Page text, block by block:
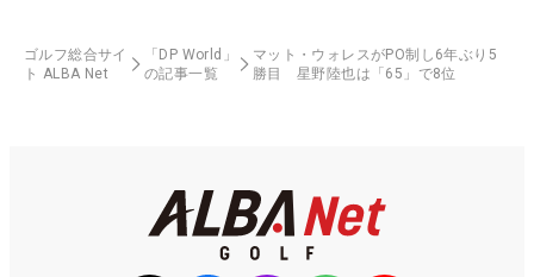
ゴルフ総合サイ
ト ALBA Net
「DP World」
の記事一覧
マット・ウォレスがPO制し6年ぶり5
勝目 星野陸也は「65」で8位